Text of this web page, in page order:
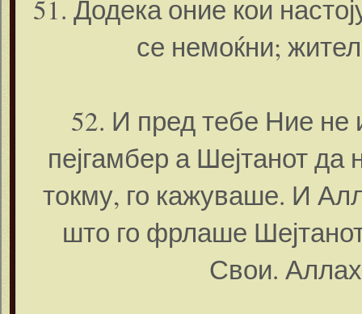
51. Додека оние кои
се немоќни;
52. И пред тебе Ние не
пејгамбер а Шејтанот
токму, го кажуваше. И
што го фрлаше
Свои.